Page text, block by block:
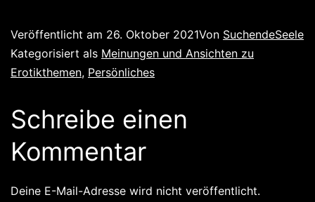
Veröffentlicht am 26. Oktober 2021Von SuchendeSeele
Kategorisiert als Meinungen und Ansichten zu
Erotikthemen, Persönliches
Schreibe einen
Kommentar
Deine E-Mail-Adresse wird nicht veröffentlicht.